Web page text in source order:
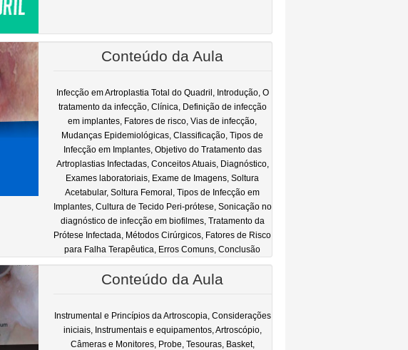
Conteúdo da Aula
Infecção em Artroplastia Total do Quadril, Introdução, O
tratamento da infecção, Clínica, Definição de infecção
em implantes, Fatores de risco, Vias de infecção,
Mudanças Epidemiológicas, Classificação, Tipos de
Infecção em Implantes, Objetivo do Tratamento das
Artroplastias Infectadas, Conceitos Atuais, Diagnóstico,
Exames laboratoriais, Exame de Imagens, Soltura
Acetabular, Soltura Femoral, Tipos de Infecção em
Implantes, Cultura de Tecido Peri-prótese, Sonicação no
diagnóstico de infecção em biofilmes, Tratamento da
Prótese Infectada, Métodos Cirúrgicos, Fatores de Risco
para Falha Terapêutica, Erros Comuns, Conclusão
Conteúdo da Aula
Instrumental e Princípios da Artroscopia, Considerações
iniciais, Instrumentais e equipamentos, Artroscópio,
Câmeras e Monitores, Probe, Tesouras, Basket,